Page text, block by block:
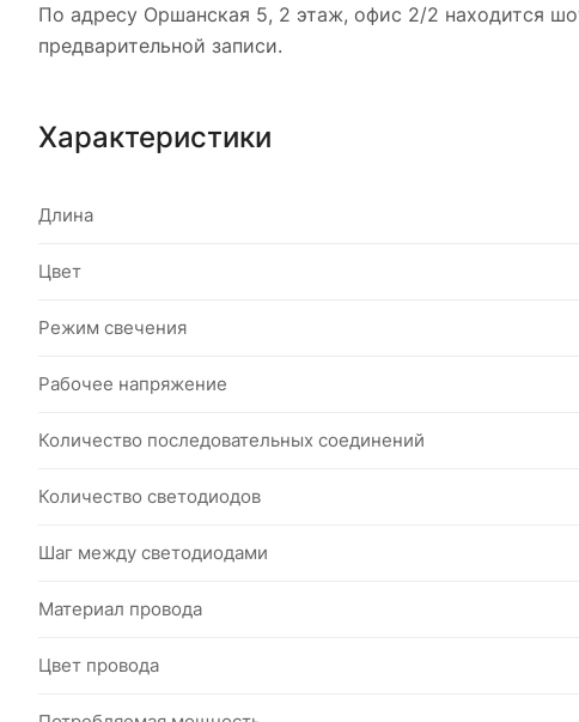
По адресу Оршанская 5, 2 этаж, офис 2/2 находится
предварительной записи.
Характеристики
Длина
Цвет
Режим свечения
Рабочее напряжение
Количество последовательных соединений
Количество светодиодов
Шаг между светодиодами
Материал провода
Цвет провода